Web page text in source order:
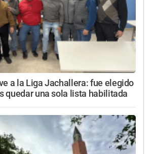
a la Liga Jachallera: fue elegido
quedar una sola lista habilitada